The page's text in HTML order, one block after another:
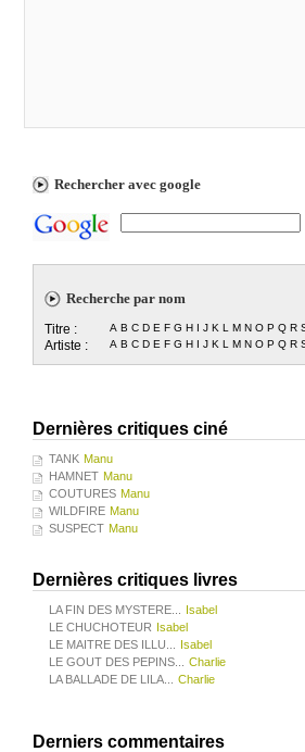
Rechercher avec google
Recherche par nom
Titre : A B C D E F G H I J K L M N O P Q R
Artiste : A B C D E F G H I J K L M N O P Q R
Dernières critiques ciné
TANK Manu
HAMNET Manu
COUTURES Manu
WILDFIRE Manu
SUSPECT Manu
Dernières critiques livres
LA FIN DES MYSTERE...
Isabel
LE CHUCHOTEUR Isabel
LE MAITRE DES ILLU...
Isabel
LE GOUT DES PEPINS...
Charlie
LA BALLADE DE LILA...
Charlie
Derniers commentaires